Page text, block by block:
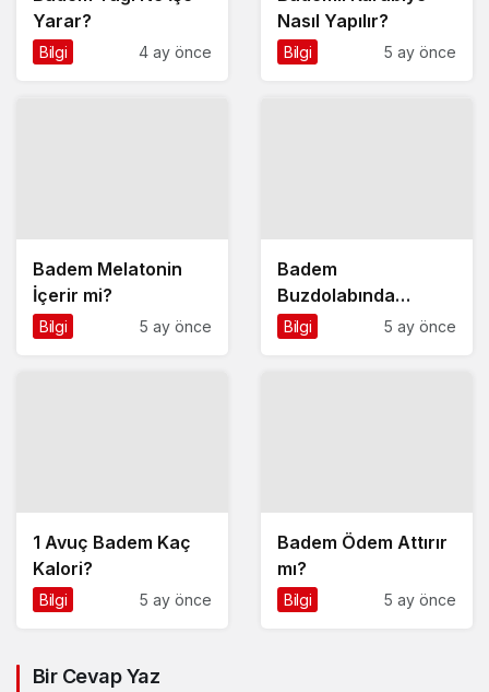
Yarar?
Bilgi 4 ay önce
Nasıl Yapılır?
Bilgi 5 ay önce
Badem Melatonin
İçerir mi?
Bilgi 5 ay önce
Badem
Buzdolabında
Saklanır mı?
Bilgi 5 ay önce
1 Avuç Badem Kaç
Kalori?
Bilgi 5 ay önce
Badem Ödem Attırır
mı?
Bilgi 5 ay önce
Bir Cevap Yaz